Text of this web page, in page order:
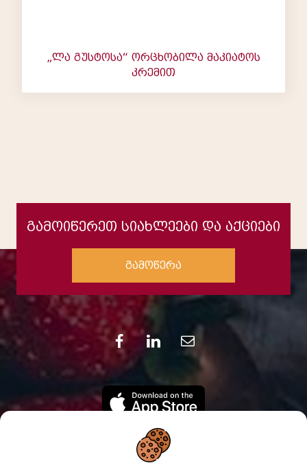
„ლა გუსტოსა“ ორცხობილა მაკიატოს
კრემით
გამოიწერეთ სიახლეები და აქციები
გამოწერა